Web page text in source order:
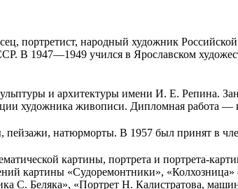
портретист, народный художник
В 1947—1949 учился в Ярославском
и архитектуры имени И. Е. Репина.
художника живописи. Дипломная работа —
пейзажи, натюрморты. В 1957 был принят в
картины, портрета и портрета-
картины «Судоремонтники»,
С. Беляка», «Портрет Н. Калистратова,